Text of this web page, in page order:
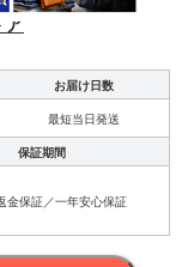
お届け日数
最短当日発送
保証期間
金保証／一年安心保証